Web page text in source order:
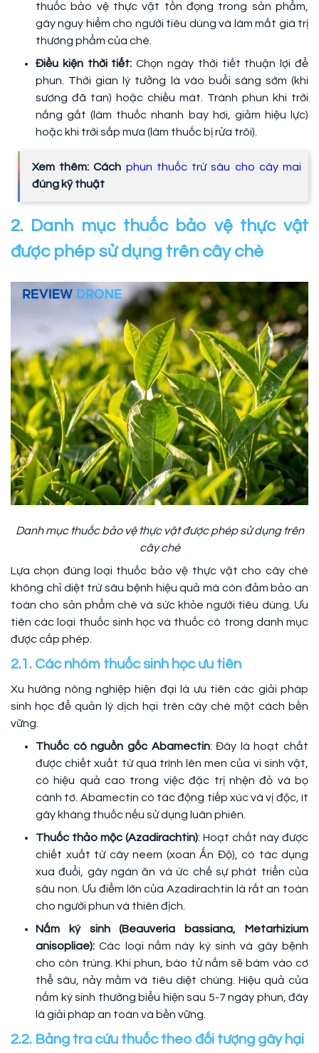
thuốc bảo vệ thực vật tồn đọng trong sản phẩm,
gây nguy hiểm cho người tiêu dùng và làm mất giá trị
thương phẩm của chè.
Điều kiện thời tiết: Chọn ngày thời tiết thuận lợi để
phun. Thời gian lý tưởng là vào buổi sáng sớm (khi
sương đã tan) hoặc chiều mát. Tránh phun khi trời
nắng gắt (làm thuốc nhanh bay hơi, giảm hiệu lực)
hoặc khi trời sắp mưa (làm thuốc bị rửa trôi).
Xem thêm: Cách phun thuốc trừ sâu cho cây mai
đúng kỹ thuật
2. Danh mục thuốc bảo vệ thực vật
được phép sử dụng trên cây chè
Danh mục thuốc bảo vệ thực vật được phép sử dụng trên
cây chè
Lựa chọn đúng loại thuốc bảo vệ thực vật cho cây chè
không chỉ diệt trừ sâu bệnh hiệu quả mà còn đảm bảo an
toàn cho sản phẩm chè và sức khỏe người tiêu dùng. Ưu
tiên các loại thuốc sinh học và thuốc có trong danh mục
được cấp phép.
2.1. Các nhóm thuốc sinh học ưu tiên
Xu hướng nông nghiệp hiện đại là ưu tiên các giải pháp
sinh học để quản lý dịch hại trên cây chè một cách bền
vững.
Thuốc có nguồn gốc Abamectin: Đây là hoạt chất
được chiết xuất từ quá trình lên men của vi sinh vật,
có hiệu quả cao trong việc đặc trị nhện đỏ và bọ
cánh tơ. Abamectin có tác động tiếp xúc và vị độc, ít
gây kháng thuốc nếu sử dụng luân phiên.
Thuốc thảo mộc (Azadirachtin): Hoạt chất này được
chiết xuất từ cây neem (xoan Ấn Độ), có tác dụng
xua đuổi, gây ngán ăn và ức chế sự phát triển của
sâu non. Ưu điểm lớn của Azadirachtin là rất an toàn
cho người phun và thiên địch.
Nấm ký sinh (Beauveria bassiana, Metarhizium
anisopliae): Các loại nấm này ký sinh và gây bệnh
cho côn trùng. Khi phun, bào tử nấm sẽ bám vào cơ
thể sâu, nảy mầm và tiêu diệt chúng. Hiệu quả của
nấm ký sinh thường biểu hiện sau 5-7 ngày phun, đây
là giải pháp an toàn và bền vững.
2.2. Bảng tra cứu thuốc theo đối tượng gây hại